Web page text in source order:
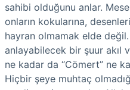
sahibi olduğunu anlar.
onların kokularına,
hayran olmamak elde
anlayabilecek bir şuur akıl
ne kadar da “Cömert” ne
Hiçbir şeye muhtaç